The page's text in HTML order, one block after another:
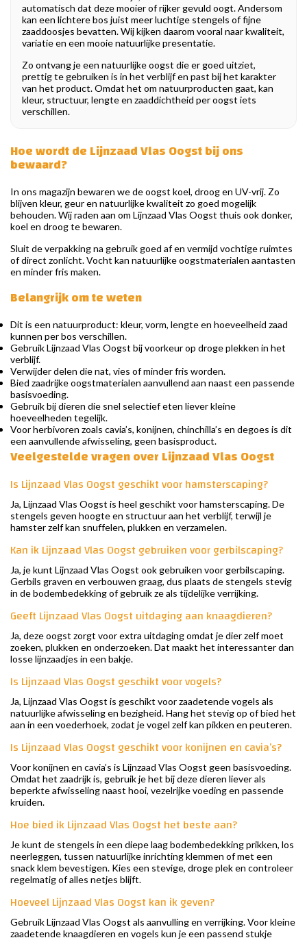
automatisch dat deze mooier of rijker gevuld oogt. Andersom
kan een lichtere bos juist meer luchtige stengels of fijne
zaaddoosjes bevatten. Wij kijken daarom vooral naar kwaliteit,
variatie en een mooie natuurlijke presentatie.
Zo ontvang je een natuurlijke oogst die er goed uitziet,
prettig te gebruiken is in het verblijf en past bij het karakter
van het product. Omdat het om natuurproducten gaat, kan
kleur, structuur, lengte en zaaddichtheid per oogst iets
verschillen.
Hoe wordt de Lijnzaad Vlas Oogst bij ons
bewaard?
In ons magazijn bewaren we de oogst koel, droog en UV-vrij. Zo
blijven kleur, geur en natuurlijke kwaliteit zo goed mogelijk
behouden. Wij raden aan om Lijnzaad Vlas Oogst thuis ook donker,
koel en droog te bewaren.
Sluit de verpakking na gebruik goed af en vermijd vochtige ruimtes
of direct zonlicht. Vocht kan natuurlijke oogstmaterialen aantasten
en minder fris maken.
Belangrijk om te weten
Dit is een natuurproduct: kleur, vorm, lengte en hoeveelheid zaad
kunnen per bos verschillen.
Gebruik Lijnzaad Vlas Oogst bij voorkeur op droge plekken in het
verblijf.
Verwijder delen die nat, vies of minder fris worden.
Bied zaadrijke oogstmaterialen aanvullend aan naast een passende
basisvoeding.
Gebruik bij dieren die snel selectief eten liever kleine
hoeveelheden tegelijk.
Voor herbivoren zoals cavia’s, konijnen, chinchilla’s en degoes is dit
een aanvullende afwisseling, geen basisproduct.
Veelgestelde vragen over Lijnzaad Vlas Oogst
Is Lijnzaad Vlas Oogst geschikt voor hamsterscaping?
Ja, Lijnzaad Vlas Oogst is heel geschikt voor hamsterscaping. De
stengels geven hoogte en structuur aan het verblijf, terwijl je
hamster zelf kan snuffelen, plukken en verzamelen.
Kan ik Lijnzaad Vlas Oogst gebruiken voor gerbilscaping?
Ja, je kunt Lijnzaad Vlas Oogst ook gebruiken voor gerbilscaping.
Gerbils graven en verbouwen graag, dus plaats de stengels stevig
in de bodembedekking of gebruik ze als tijdelijke verrijking.
Geeft Lijnzaad Vlas Oogst uitdaging aan knaagdieren?
Ja, deze oogst zorgt voor extra uitdaging omdat je dier zelf moet
zoeken, plukken en onderzoeken. Dat maakt het interessanter dan
losse lijnzaadjes in een bakje.
Is Lijnzaad Vlas Oogst geschikt voor vogels?
Ja, Lijnzaad Vlas Oogst is geschikt voor zaadetende vogels als
natuurlijke afwisseling en bezigheid. Hang het stevig op of bied het
aan in een voederhoek, zodat je vogel zelf kan pikken en peuteren.
Is Lijnzaad Vlas Oogst geschikt voor konijnen en cavia’s?
Voor konijnen en cavia’s is Lijnzaad Vlas Oogst geen basisvoeding.
Omdat het zaadrijk is, gebruik je het bij deze dieren liever als
beperkte afwisseling naast hooi, vezelrijke voeding en passende
kruiden.
Hoe bied ik Lijnzaad Vlas Oogst het beste aan?
Je kunt de stengels in een diepe laag bodembedekking prikken, los
neerleggen, tussen natuurlijke inrichting klemmen of met een
snack klem bevestigen. Kies een stevige, droge plek en controleer
regelmatig of alles netjes blijft.
Hoeveel Lijnzaad Vlas Oogst kan ik geven?
Gebruik Lijnzaad Vlas Oogst als aanvulling en verrijking. Voor kleine
zaadetende knaagdieren en vogels kun je een passend stukje